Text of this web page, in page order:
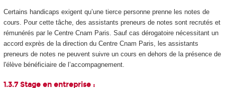
Certains handicaps exigent qu’une tierce personne prenne les notes de
cours. Pour cette tâche, des assistants preneurs de notes sont recrutés et
rémunérés par le Centre Cnam Paris. Sauf cas dérogatoire nécessitant un
accord exprès de la direction du Centre Cnam Paris, les assistants
preneurs de notes ne peuvent suivre un cours en dehors de la présence de
l'élève bénéficiaire de l’accompagnement.
1.3.7 Stage en entreprise :